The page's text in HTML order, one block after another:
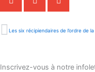
Précédent
Inscrivez-vous à notre